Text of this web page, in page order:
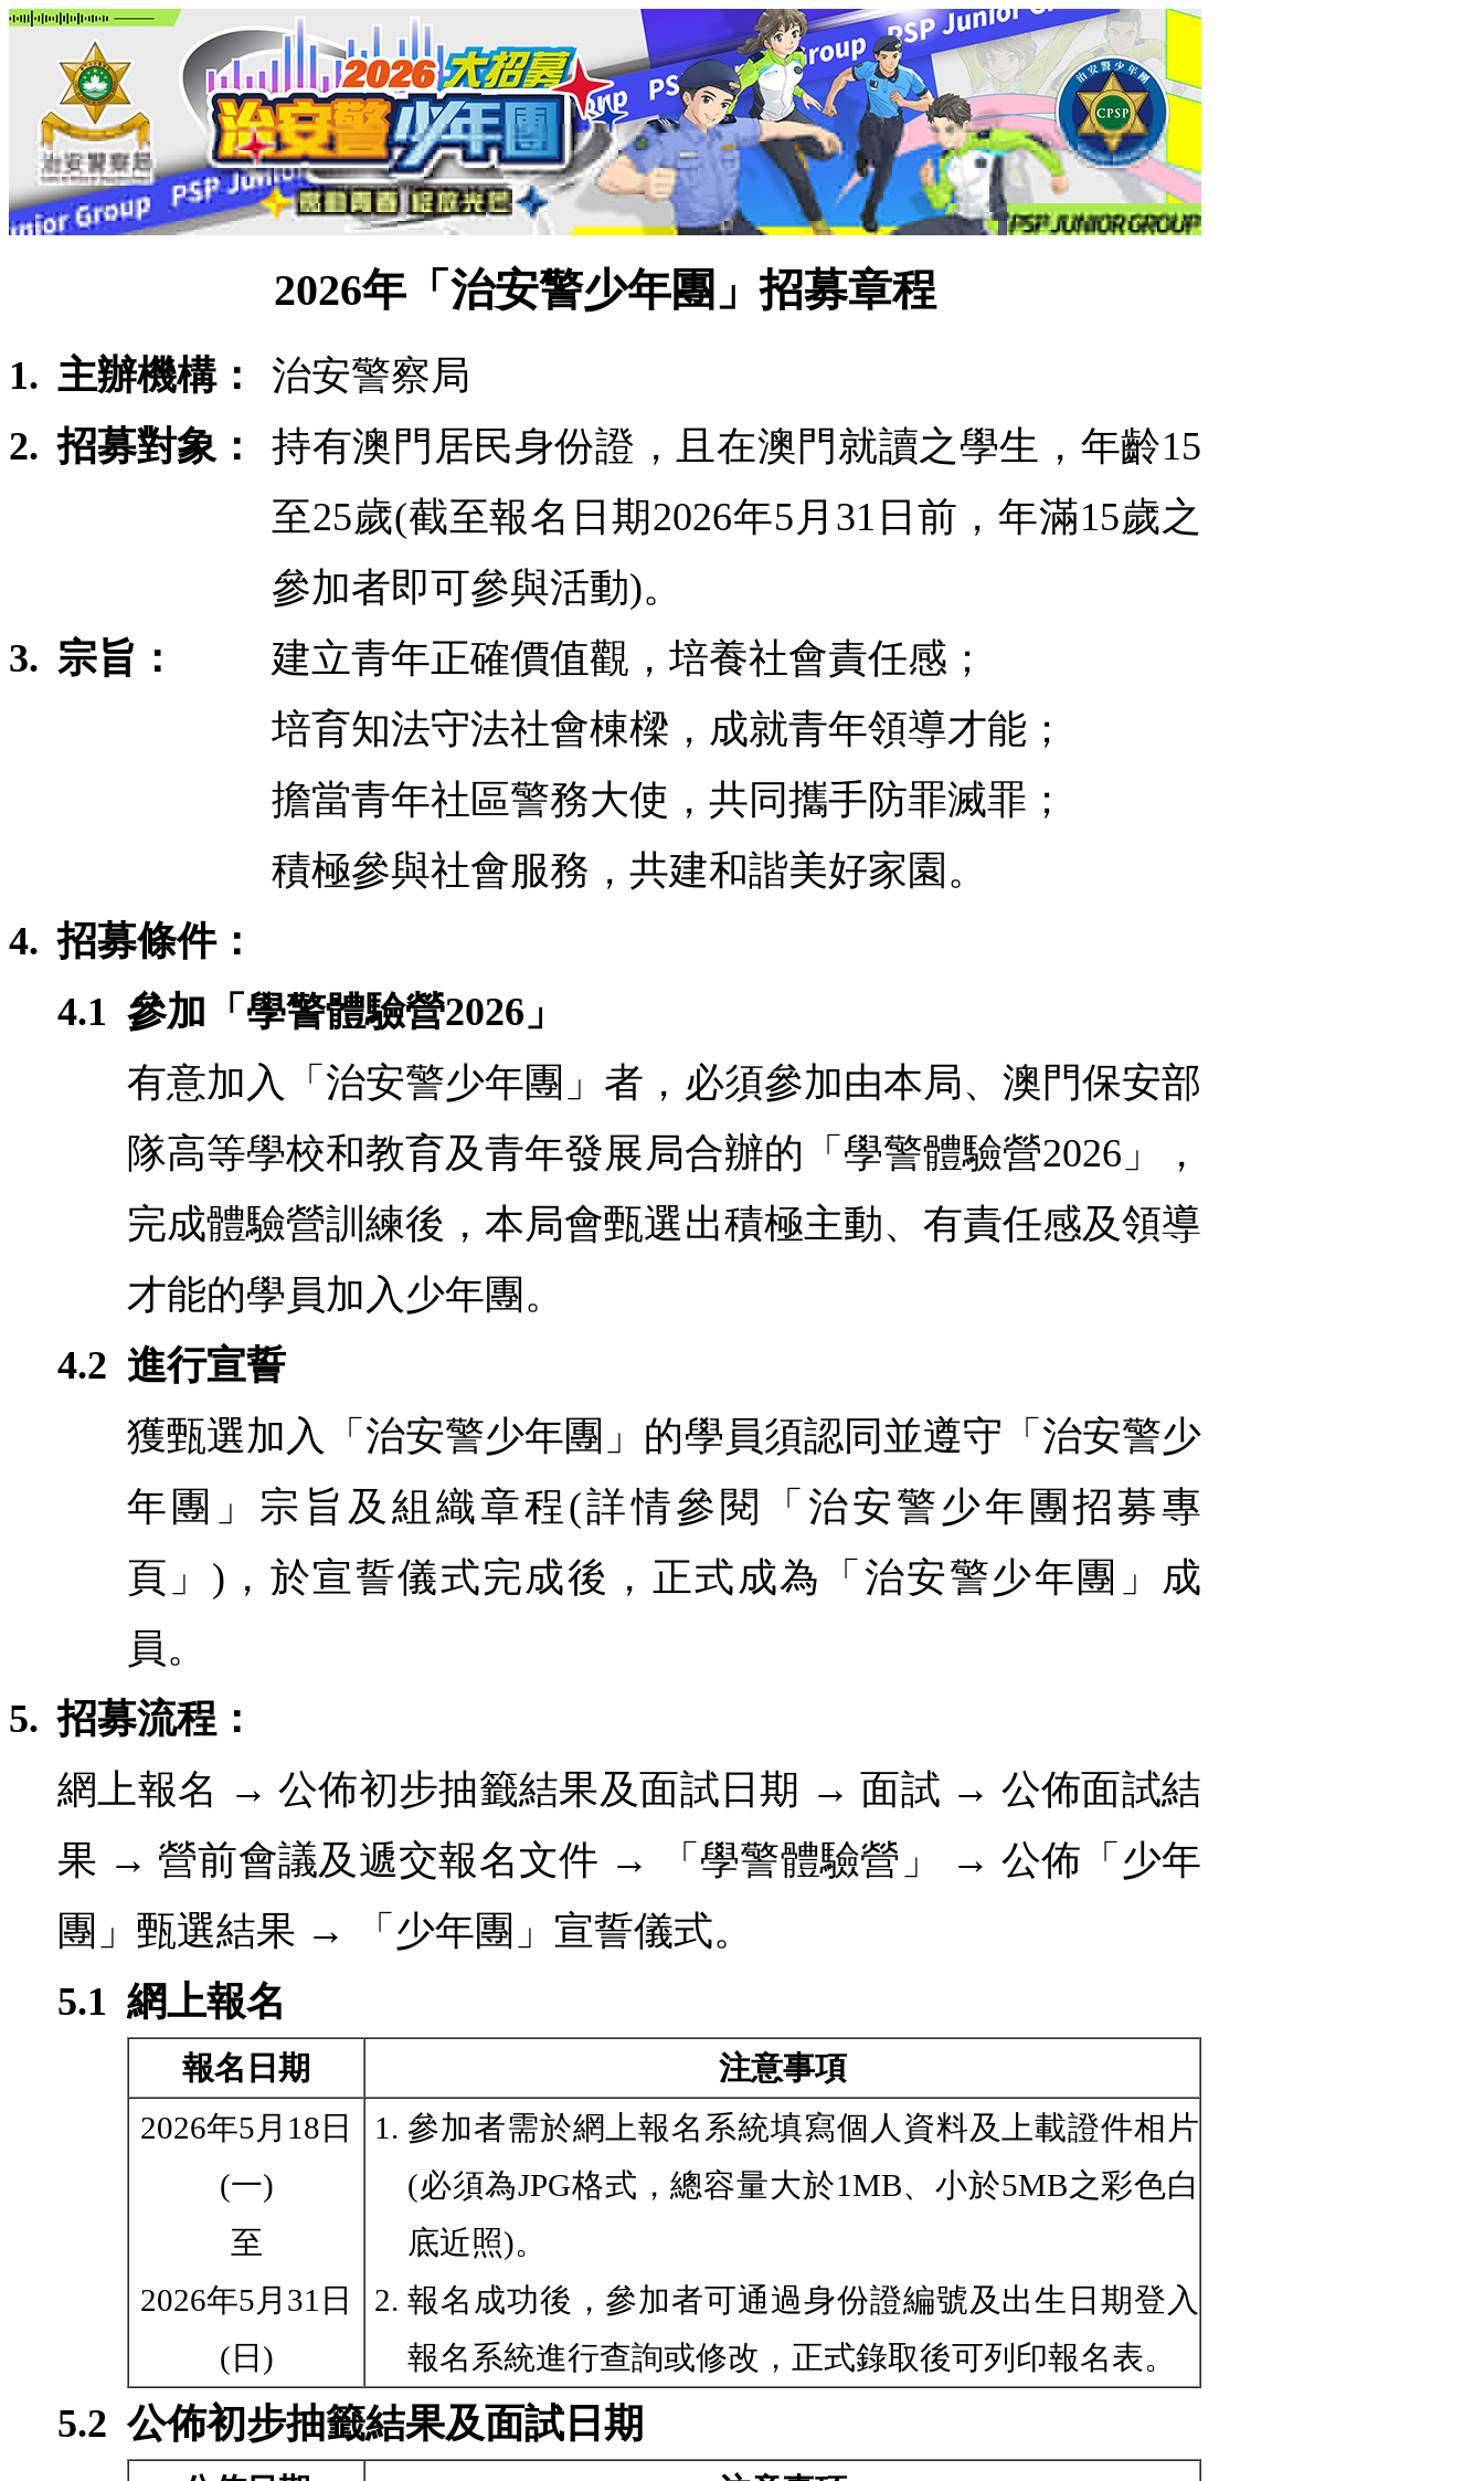
2026年「治安警少年團」招募章程
1. 主辦機構：
治安警察局
2. 招募對象：
持有澳門居民身份證，且在澳門就讀之學生，年齡15
至25歲(截至報名日期2026年5月31日前，年滿15歲之
參加者即可參與活動)。
3. 宗旨：
建立青年正確價值觀，培養社會責任感；
培育知法守法社會棟樑，成就青年領導才能；
擔當青年社區警務大使，共同攜手防罪滅罪；
積極參與社會服務，共建和諧美好家園。
4. 招募條件：
4.1 參加「學警體驗營2026」
有意加入「治安警少年團」者，必須參加由本局、澳門保安部
隊高等學校和教育及青年發展局合辦的「學警體驗營2026」，
完成體驗營訓練後，本局會甄選出積極主動、有責任感及領導
才能的學員加入少年團。
4.2 進行宣誓
獲甄選加入「治安警少年團」的學員須認同並遵守「治安警少
年團」宗旨及組織章程(詳情參閱「治安警少年團招募專
頁」)，於宣誓儀式完成後，正式成為「治安警少年團」成
員。
5. 招募流程：
網上報名 → 公佈初步抽籤結果及面試日期 → 面試 → 公佈面試結
果 → 營前會議及遞交報名文件 → 「學警體驗營」 → 公佈「少年
團」甄選結果 → 「少年團」宣誓儀式。
5.1 網上報名
報名日期
注意事項
2026年5月18日
(一)
至
2026年5月31日
(日)
1. 參加者需於網上報名系統填寫個人資料及上載證件相片
(必須為JPG格式，總容量大於1MB、小於5MB之彩色白
底近照)。
2. 報名成功後，參加者可通過身份證編號及出生日期登入
報名系統進行查詢或修改，正式錄取後可列印報名表。
5.2 公佈初步抽籤結果及面試日期